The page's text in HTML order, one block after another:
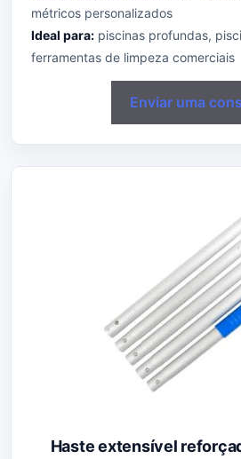
métricos personalizados
Ideal para: piscinas profundas,
ferramentas de limpeza comerciais
Enviar uma
Haste extensível